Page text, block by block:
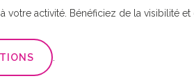
votre activité. Bénéficiez de la